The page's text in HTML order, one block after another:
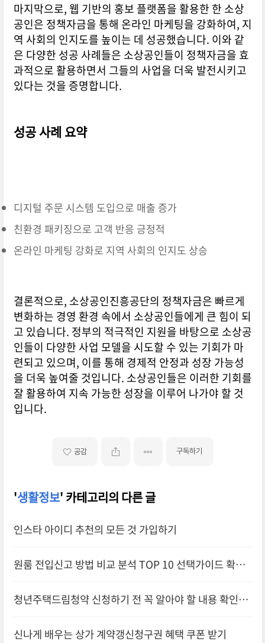
마지막으로, 웹 기반의 홍보 플랫폼을 활용한 한 소상
공인은 정책자금을 통해 온라인 마케팅을 강화하여, 지
역 사회의 인지도를 높이는 데 성공했습니다. 이와 같
은 다양한 성공 사례들은 소상공인들이 정책자금을 효
과적으로 활용하면서 그들의 사업을 더욱 발전시키고
있다는 것을 증명합니다.
성공 사례 요약
디지털 주문 시스템 도입으로 매출 증가
친환경 패키징으로 고객 반응 긍정적
온라인 마케팅 강화로 지역 사회의 인지도 상승
결론적으로, 소상공인진흥공단의 정책자금은 빠르게
변화하는 경영 환경 속에서 소상공인들에게 큰 힘이 되
고 있습니다. 정부의 적극적인 지원을 바탕으로 소상공
인들이 다양한 사업 모델을 시도할 수 있는 기회가 마
련되고 있으며, 이를 통해 경제적 안정과 성장 가능성
을 더욱 높여줄 것입니다. 소상공인들은 이러한 기회를
잘 활용하여 지속 가능한 성장을 이루어 나가야 할 것
입니다.
공감 구독하기
'생활정보' 카테고리의 다른 글
인스타 아이디 추천의 모든 것 가입하기
원룸 전입신고 방법 비교 분석 TOP 10 선택가이드 확인
청년주택드림청약 신청하기 전 꼭 알아야 할 내용 확인하
신나게 배우는 상가 계약갱신청구권 혜택 쿠폰 받기